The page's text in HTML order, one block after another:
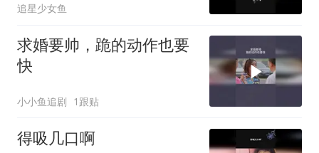
追星少女鱼
求婚要帅，跪的动作也要
快
小小鱼追剧 1跟贴
得吸几口啊